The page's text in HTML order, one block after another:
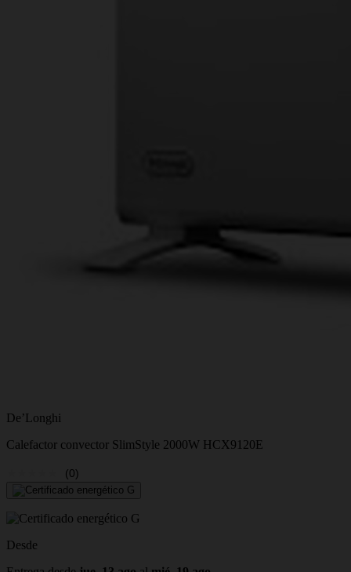
De’Longhi
Calefactor convector SlimStyle 2000W HCX9120E
(0)
Desde